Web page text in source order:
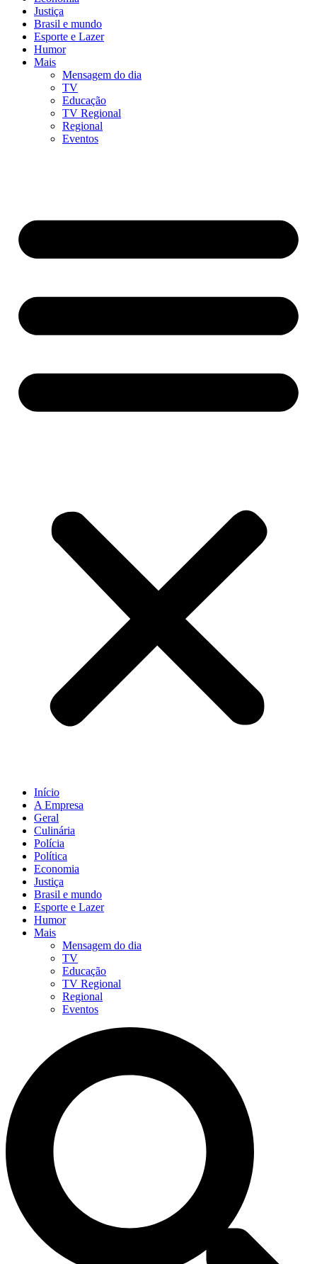
Justiça
Brasil e mundo
Esporte e Lazer
Humor
Mais
Mensagem do dia
TV
Educação
TV Regional
Regional
Eventos
Início
A Empresa
Geral
Culinária
Polícia
Política
Economia
Justiça
Brasil e mundo
Esporte e Lazer
Humor
Mais
Mensagem do dia
TV
Educação
TV Regional
Regional
Eventos